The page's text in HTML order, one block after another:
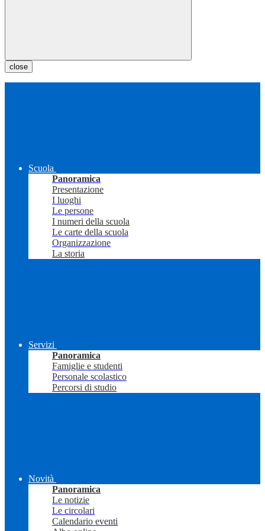
close
Scuola
Panoramica
Presentazione
I luoghi
Le persone
I numeri della scuola
Le carte della scuola
Organizzazione
La storia
Servizi
Panoramica
Famiglie e studenti
Personale scolastico
Percorsi di studio
Novità
Panoramica
Le notizie
Le circolari
Calendario eventi